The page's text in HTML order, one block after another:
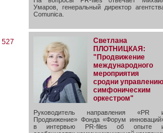
527
Умаров, генеральный директор
Comunica.
Светлана
ПЛОТНИЦКАЯ:
"Продвижение
международного
мероприятия
сродни управлению
симфоническим
оркестром"
Руководитель направления «PR
Продвижение» Фонда «Форум
в интервью PR-files об опыте